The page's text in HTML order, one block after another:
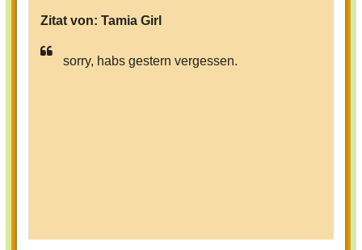
Zitat von: Tamia Girl
sorry, habs gestern vergessen.